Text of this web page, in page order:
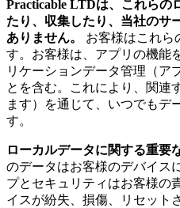
Practicable LTDは、これらの
たり、収集したり、当社のサ
ありません。
お客様はこれら
す。お客様は、アプリの機能
リケーションデータ管理（ア
とを含む。これにより、関連
ます）を通じて、いつでもデ
す。
ローカルデータに関する重要
のデータはお客様のデバイス
プとセキュリティはお客様の
イスが紛失、損傷、リセット